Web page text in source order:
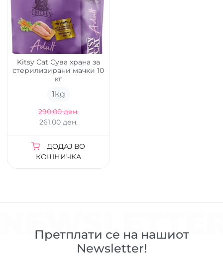
Kitsy Cat Сува храна за
стерилизирани мачки 10
кг
1 kg
290.00 ден.
261.00 ден.
ДОДАЈ ВО
КОШНИЧКА
Претплати се на нашиот
Newsletter!